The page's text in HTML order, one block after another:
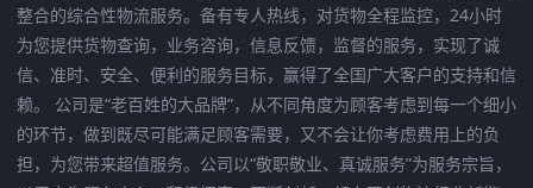
整合的综合性物流服务。备有专人热线，对货物全程监控，24小时
为您提供货物查询，业务咨询，信息反馈，监督的服务，实现了诚
信、准时、安全、便利的服务目标，赢得了全国广大客户的支持和信
赖。 公司是“老百姓的大品牌”，从不同角度为顾客考虑到每一个细小
的环节，做到既尽可能满足顾客需要，又不会让你考虑费用上的负
担，为您带来超值服务。公司以“敬职敬业、真诚服务”为服务宗旨，